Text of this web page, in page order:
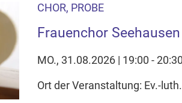
CHOR, PROBE
Frauenchor Seehausen
MO., 31.08.2026 | 19:00 -
Ort der Veranstaltung: Ev.-